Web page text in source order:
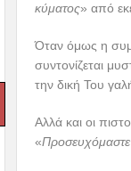
κύματος» από
Όταν όμως η
συντονίζεται
την δική Του
Αλλά και οι
«Προσευχόμαστε